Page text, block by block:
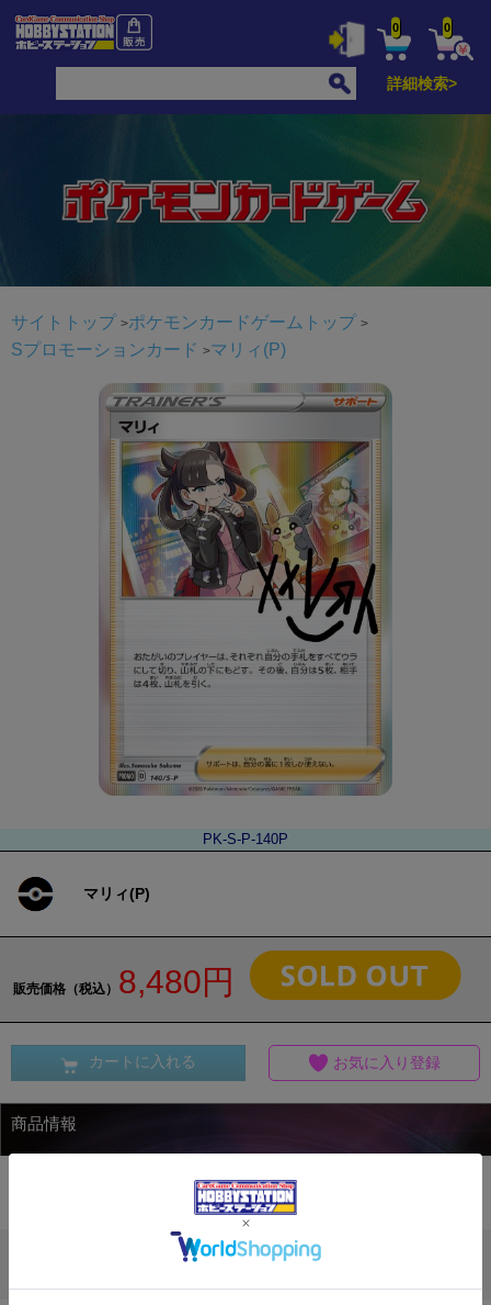
0 0
詳細検索>
サイトトップ
ポケモンカードゲームトップ
Sプロモーションカード
マリィ(P)
PK-S-P-140P
マリィ(P)
販売価格（税込） 8,480円
カートに入れる お気に入り登録
商品情報
この商品を買った人は、他にこんな商品を買っ